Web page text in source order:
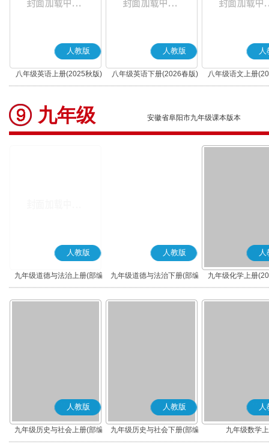
人教版
八年级英语上册(2025秋版)
人教版
八年级英语下册(2026春版)
人
八年级语文上册
(部编版)
九年级 安徽省阜阳市九年级课本版本
人教版
九年级道德与法治上册(部编
版)
人教版
九年级道德与法治下册(部编
版)
人
九年级化学上册
人教版
九年级历史与社会上册(部编
版)
人教版
九年级历史与社会下册(部编
版)
人
九年级数学